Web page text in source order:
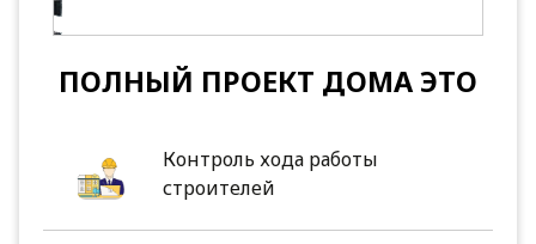
ПОЛНЫЙ ПРОЕКТ ДОМА ЭТО
Контроль хода работы
строителей